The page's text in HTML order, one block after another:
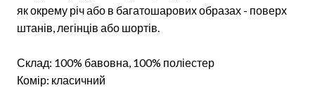
як окрему річ або в багатошарових образах - поверх
штанів, легінців або шортів.
Склад: 100% бавовна, 100% поліестер
Комір: класичний